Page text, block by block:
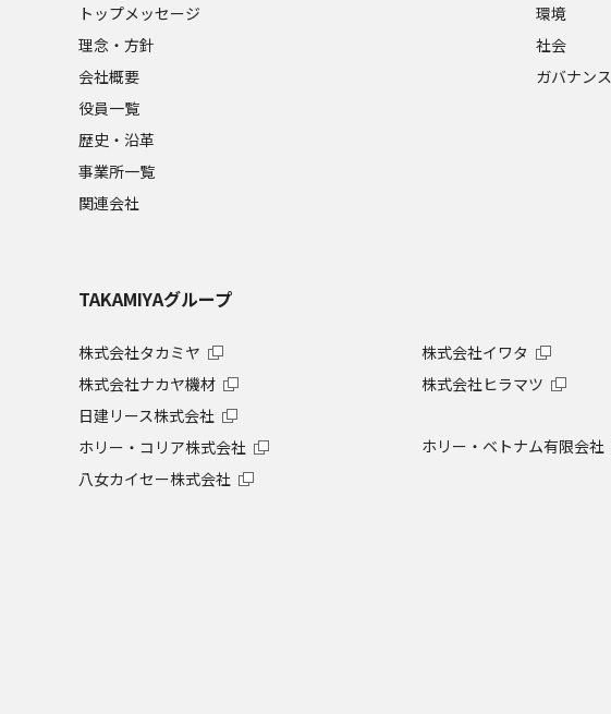
トップメッセージ
理念・方針
会社概要
役員一覧
歴史・沿革
事業所一覧
関連会社
環境
社会
ガバナンス
TAKAMIYAグループ
株式会社タカミヤ
株式会社ナカヤ機材
日建リース株式会社
ホリー・コリア株式会社
八女カイセー株式会社
株式会社イワタ
株式会社ヒラマツ
ホリー・ベトナム有限会社